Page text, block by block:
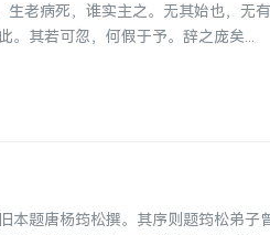
老病死，谁实主之。无其始也，无
其若可忽，何假于予。辞之庞矣...
题唐杨筠松撰。其序则题筠松弟